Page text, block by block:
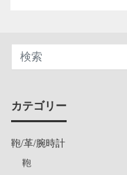
カテゴリー
鞄/革/腕時計
鞄